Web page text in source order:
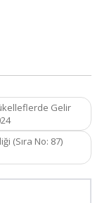
Gelir
(Sıra No: 87)